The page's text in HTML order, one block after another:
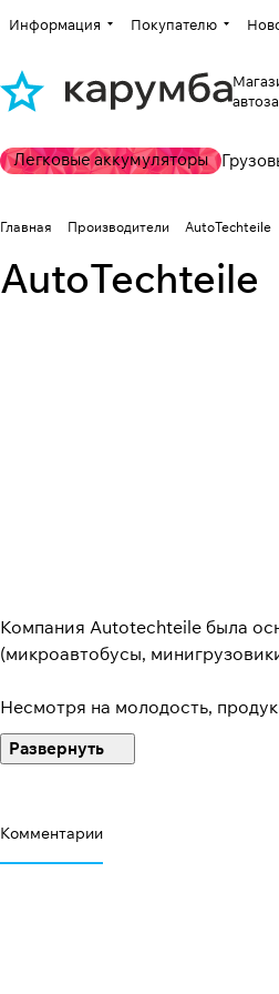
Информация Покупателю
Легковые аккумуляторы
Главная Производители AutoTechteile
AutoTechteile
Компания Autotechteile была
(микроавтобусы,
Несмотря на молодость,
Девиз компании –
Все товары от Autotechteile
Гордость компании – ее
Комментарии